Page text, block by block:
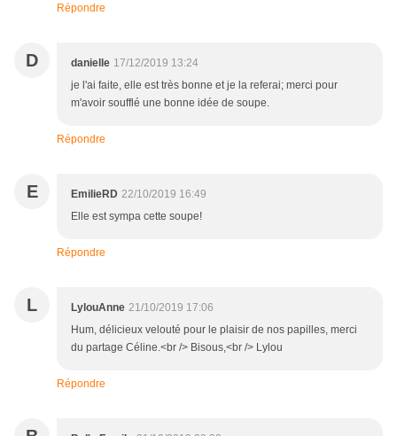
Répondre
D danielle 17/12/2019 13:24
je l'ai faite, elle est très bonne et je la referai; merci pour
m'avoir soufflé une bonne idée de soupe.
Répondre
E EmilieRD 22/10/2019 16:49
Elle est sympa cette soupe!
Répondre
L LylouAnne 21/10/2019 17:06
Hum, délicieux velouté pour le plaisir de nos papilles, merci
du partage Céline.<br /> Bisous,<br /> Lylou
Répondre